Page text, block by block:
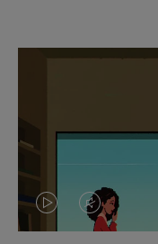
DASVIDEO